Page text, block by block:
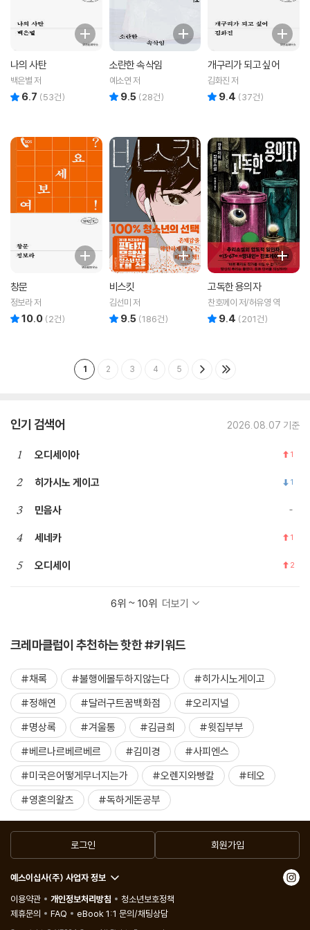
나의 사탄
백은별 저
6.7 (53건)
소란한 속삭임
예소연 저
9.5 (28건)
개구리가 되고 싶어
김화진 저
9.4 (37건)
창문
정보라 저
10.0 (2건)
비스킷
김선미 저
9.5 (186건)
고독한 용의자
찬호께이 저/허유영 역
9.4 (201건)
1 2 3 4 5
인기 검색어 2026.08.07 기준
1 오디세이아 1
2 히가시노 게이고 1
3 민음사
4 세네카 1
5 오디세이 2
6위 ~ 10위 더보기
크레마클럽이 추천하는 핫한 #키워드
#채록 #불행에몰두하지않는다
#히가시노게이고
#정해연
#달러구트꿈백화점
#오리지널
#명상록
#겨울통 #김금희
#윗집부부
#베르나르베르베르
#김미경
#사피엔스
#미국은어떻게무너지는가
#오렌지와빵칼
#테오
#영혼의왈츠
#독하게돈공부
로그인 회원가입
예스이십사(주) 사업자 정보
이용약관
개인정보처리방침
청소년보호정책
제휴문의
FAQ eBook 1:1 문의/채팅상담